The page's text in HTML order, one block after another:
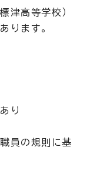
津高等学校）
ります。
り
員の規則に基